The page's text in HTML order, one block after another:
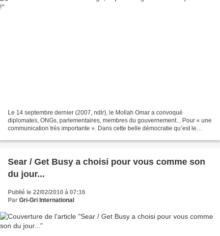
Le 14 septembre dernier (2007, ndlr), le Mollah Omar a convoqué
diplomates, ONGs, parlementaires, membres du gouvernement... Pour « une
communication très importante ». Dans cette belle démocratie qu’est le
Sear / Get Busy a choisi pour vous comme son
du jour...
Publié le 22/02/2010 à 07:16
Par Gri-Gri International